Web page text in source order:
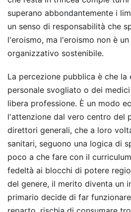
superano abbondantemente i
un senso di responsabilità che
l'eroismo, ma l'eroismo non è
organizzativo sostenibile.
La percezione pubblica è che
personale svogliato o dei
libera professione. È un modo
l'attenzione dal vero centro del
direttori generali, che a loro
sanitari, seguono una logica di
poco a che fare con il
fedeltà ai blocchi di potere
del genere, il merito diventa un
primario decide di far